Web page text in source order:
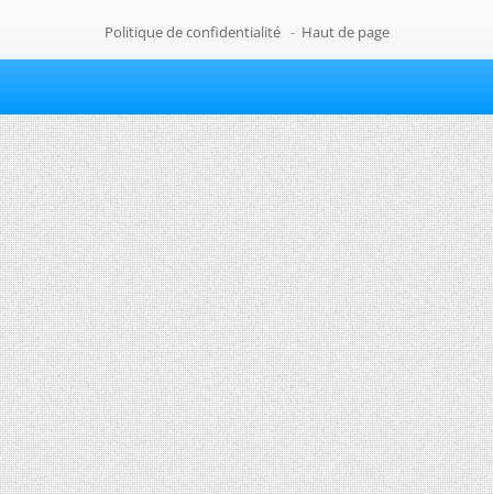
Politique de confidentialité - Haut de page